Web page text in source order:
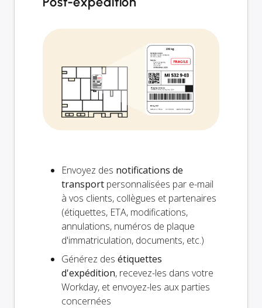
Envoyez des notifications de
transport personnalisées par e-mail
à vos clients, collègues et partenaires
(étiquettes, ETA, modifications,
annulations, numéros de plaque
d'immatriculation, documents, etc.)
Générez des étiquettes
d'expédition, recevez-les dans votre
Workday, et envoyez-les aux parties
concernées